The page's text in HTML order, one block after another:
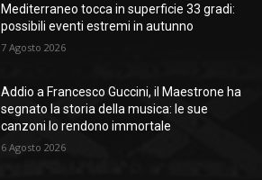
Mediterraneo tocca in superficie 33 gradi:
possibili eventi estremi in autunno
7 Agosto 2026
Addio a Francesco Guccini, il Maestrone ha
segnato la storia della musica: le sue
canzoni lo rendono immortale
6 Agosto 2026